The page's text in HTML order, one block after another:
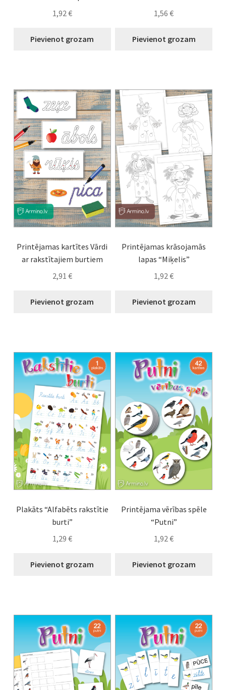
1,92€
Pievienot grozam
1,56€
Pievienot grozam
Printējamas kartītes Vārdi
ar rakstītajiem burtiem
2,91 €
Pievienot grozam
Printējamas krāsojamās
lapas “Miķelis”
1,92€
Pievienot grozam
Plakāts “Alfabēts rakstītie
burti”
1,29 €
Pievienot grozam
Printējama vērības spēle
“Putni”
1,92€
Pievienot grozam